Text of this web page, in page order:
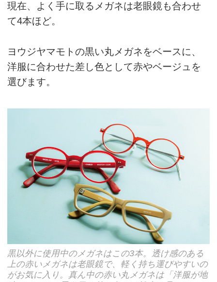
現在、よく手に取るメガネは老眼鏡も合わせ
て4本ほど。
ヨウジヤマモトの黒い丸メガネをベースに、
洋服に合わせた差し色として赤やベージュを
選びます。
黒以外に使用中のメガネはこの3本。透け感のある
上の赤いメガネは老眼鏡で、軽く持ち運びやすいの
がお気に入り。真ん中の赤い丸メガネは「洋服が地